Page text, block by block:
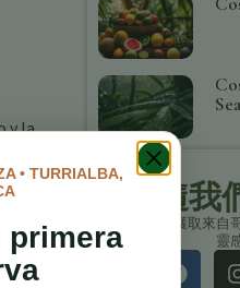
y la
追隨
保持聯繫，獲取來自
靈
• TURRIALBA,
primera